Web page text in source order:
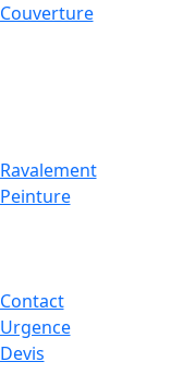
Couverture
Ravalement
Peinture
Contact
Urgence
Devis